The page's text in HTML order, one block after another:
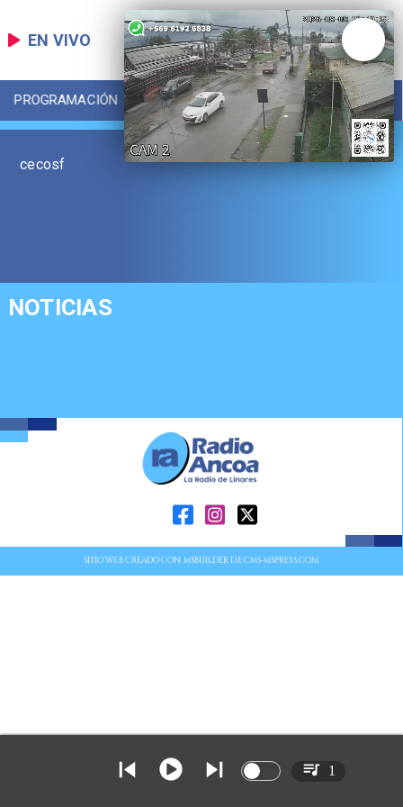
EN VIVO
PROGRAMACIÓN LOCAL DEPORTES
cecosf
NOTICIAS
SITIO WEB CREADO CON MSBUILDER DE CMS-MSPRESS.COM
1